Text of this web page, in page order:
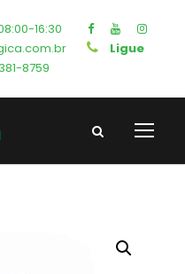
16:30
Ligue
8759